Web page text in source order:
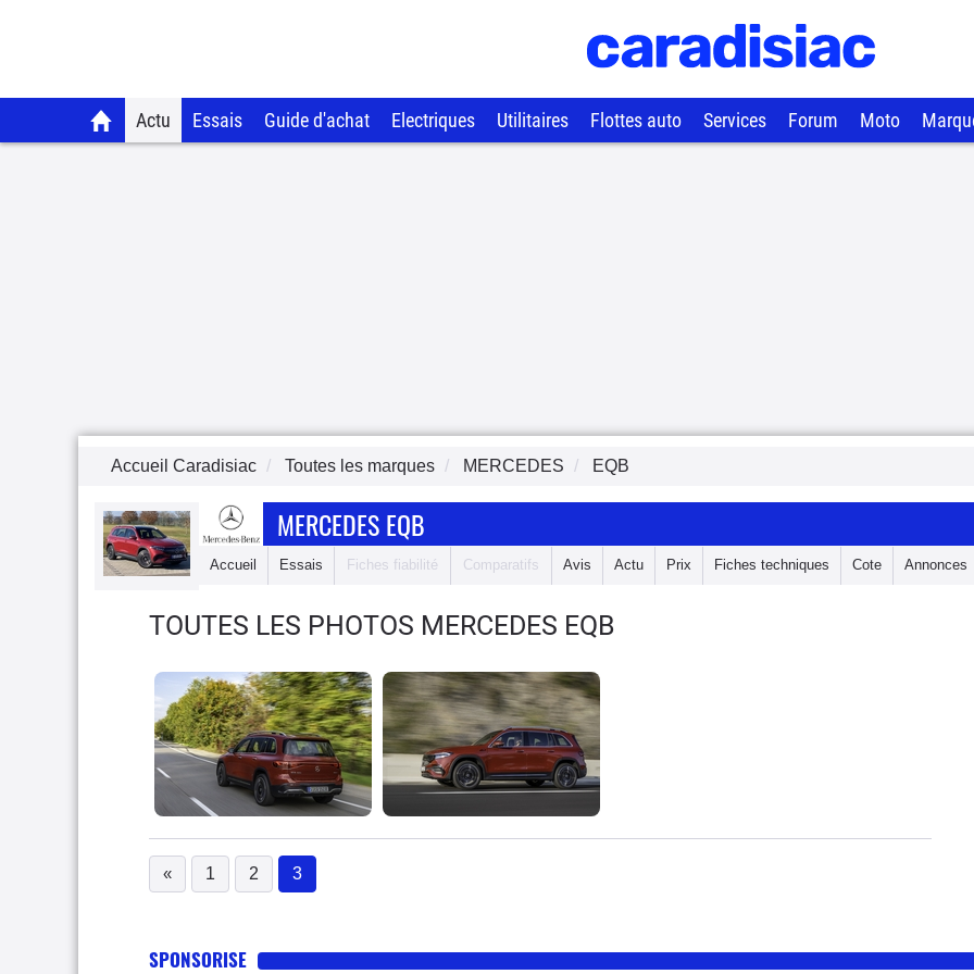
Actu Essais Guide d'achat Electriques Utilitaires Flottes auto Services Forum Moto
Accueil Caradisiac Toutes les marques MERCEDES EQB
MERCEDES EQB
Accueil Essais Fiches fiabilité Comparatifs Avis Actu Prix Fiches techniques Cote Annonces
TOUTES LES PHOTOS MERCEDES EQB
« 1 2 3
(current)
SPONSORISE